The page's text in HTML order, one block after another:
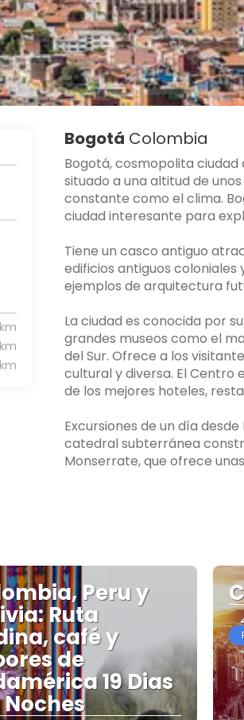
Bogotá Colombia
Bogotá, cosmopolita
situado a una altitud de
constante como el clima.
ciudad interesante para
Tiene un casco antiguo
edificios antiguos
ejemplos de arquitectura
La ciudad es conocida por
grandes museos como el
del Sur. Ofrece a los
cultural y diversa. El Centro
de los mejores hoteles,
Excursiones de un día
catedral subterránea
Peru y
Ruta
café y
de
19 Dias
Noches